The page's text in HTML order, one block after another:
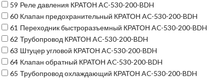
59 Реле давления КРАТОН AC-530-200-BDH
60 Клапан предохранительный КРАТОН AC-530-200-BDH
61 Переходник быстроразъемный КРАТОН AC-530-200-BDH
62 Трубопровод КРАТОН AC-530-200-BDH
63 Штуцер угловой КРАТОН AC-530-200-BDH
64 Клапан обратный КРАТОН AC-530-200-BDH
65 Трубопровод охлаждающий КРАТОН AC-530-200-BDH